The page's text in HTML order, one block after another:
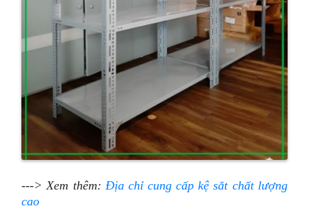
---> Xem thêm: Địa chỉ cung cấp kệ sắt chất lượng
cao